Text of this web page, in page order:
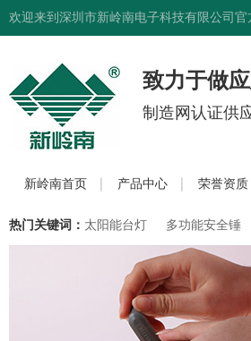
欢迎来到深圳市新岭南电子科技有限公司官
致力于做
制造网认证供
新岭南首页 产品中心 荣誉资质
热门关键词： 太阳能台灯 多功能安全锤